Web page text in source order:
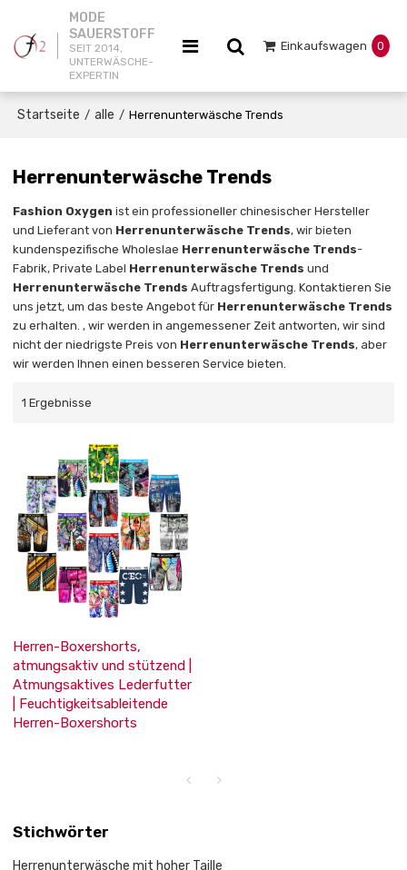
MODE
SAUERSTOFF
SEIT 2014,
UNTERWÄSCHE-
EXPERTIN
Einkaufswagen 0
Startseite / alle / Herrenunterwäsche Trends
Herrenunterwäsche Trends
Fashion Oxygen ist ein professioneller chinesischer Hersteller
und Lieferant von Herrenunterwäsche Trends, wir bieten
kundenspezifische Wholeslae Herrenunterwäsche Trends-
Fabrik, Private Label Herrenunterwäsche Trends und
Herrenunterwäsche Trends Auftragsfertigung. Kontaktieren Sie
uns jetzt, um das beste Angebot für Herrenunterwäsche Trends
zu erhalten. , wir werden in angemessener Zeit antworten, wir sind
nicht der niedrigste Preis von Herrenunterwäsche Trends, aber
wir werden Ihnen einen besseren Service bieten.
1 Ergebnisse
Herren-Boxershorts,
atmungsaktiv und stützend |
Atmungsaktives Lederfutter
| Feuchtigkeitsableitende
Herren-Boxershorts
Stichwörter
Herrenunterwäsche mit hoher Taille